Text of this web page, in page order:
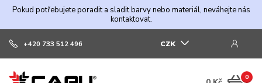
Pokud potřebujete poradit a sladit barvy nebo materiál, neváhejte nás
kontaktovat.
CZK
+420 733 512 496
0